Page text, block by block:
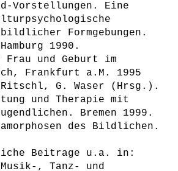
Vorstellungen. Eine
Formgebungen.
1990.
Frau und Geburt im
Frankfurt a.M. 1995
Ritschl, G. Waser (Hrsg.).
und Therapie mit
Bremen 1999.
des Bildlichen.
Beitrage u.a. in:
, Tanz- und